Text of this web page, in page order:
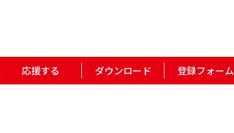
応援する ダウンロード 登録フォーム